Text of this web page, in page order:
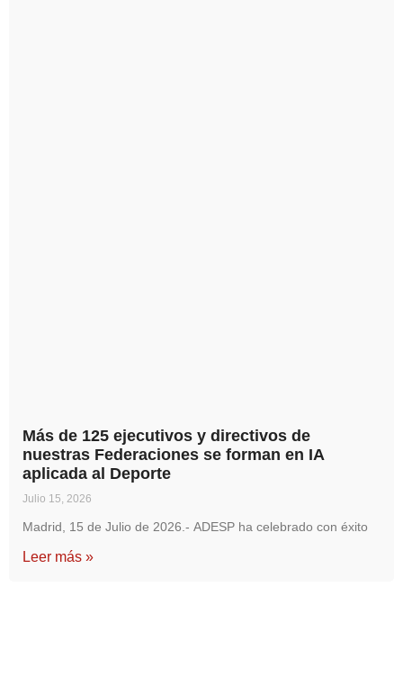
Más de 125 ejecutivos y directivos de
nuestras Federaciones se forman en IA
aplicada al Deporte
Julio 15, 2026
Madrid, 15 de Julio de 2026.- ADESP ha celebrado con éxito
Leer más »